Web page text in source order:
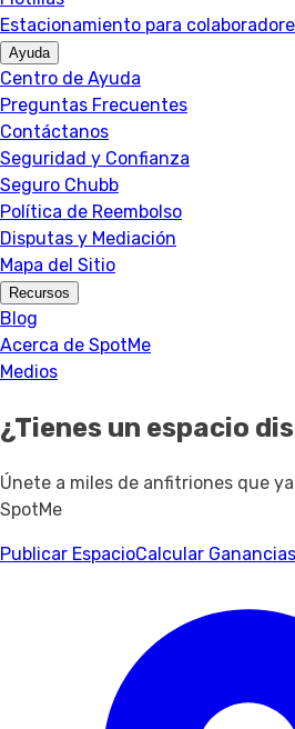
Estacionamiento para
Ayuda
Centro de Ayuda
Preguntas Frecuentes
Contáctanos
Seguridad y Confianza
Seguro Chubb
Política de Reembolso
Disputas y Mediación
Mapa del Sitio
Recursos
Blog
Acerca de SpotMe
Medios
¿Tienes un espacio
Únete a miles de anfitriones que
SpotMe
Publicar EspacioCalcular Ganancias